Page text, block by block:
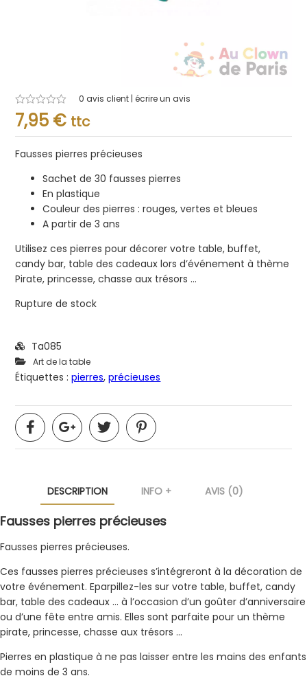
Note
0.001
sur
0 avis client | écrire un avis
7,95 € ttc
Fausses pierres précieuses
Sachet de 30 fausses pierres
En plastique
Couleur des pierres : rouges, vertes et bleues
A partir de 3 ans
Utilisez ces pierres pour décorer votre table, buffet,
candy bar, table des cadeaux lors d’événement à thème
Pirate, princesse, chasse aux trésors …
Rupture de stock
Ta085
Art de la table
Étiquettes :pierres,précieuses
DESCRIPTION INFO + AVIS (0)
Fausses pierres précieuses
Fausses pierres précieuses.
Ces fausses pierres précieuses s’intégreront à la décoration de
votre événement. Eparpillez-les sur votre table, buffet, candy
bar, table des cadeaux … à l’occasion d’un goûter d’anniversaire
ou d’une fête entre amis. Elles sont parfaite pour un thème
pirate, princesse, chasse aux trésors …
Pierres en plastique à ne pas laisser entre les mains des enfants
de moins de 3 ans.